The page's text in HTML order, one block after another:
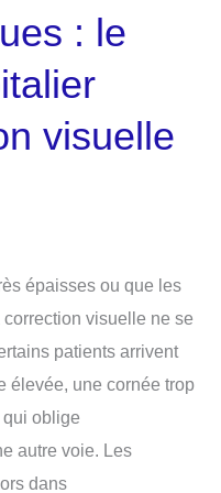
: le
visuelle
épaisses ou que les
visuelle ne se
patients arrivent
élevée, une cornée trop
oblige
autre voie. Les
dans